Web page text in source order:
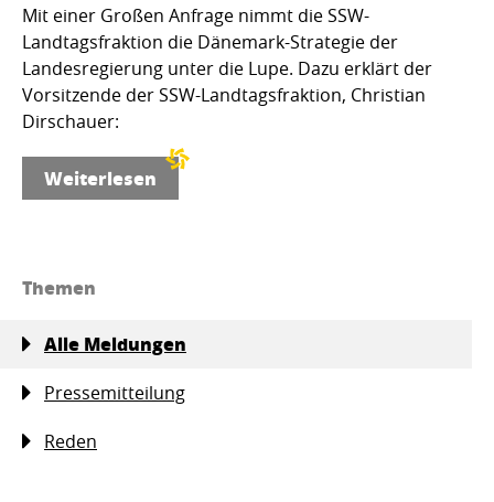
Mit einer Großen Anfrage nimmt die SSW-
Landtagsfraktion die Dänemark-Strategie der
Landesregierung unter die Lupe. Dazu erklärt der
Vorsitzende der SSW-Landtagsfraktion, Christian
Dirschauer:
Weiterlesen
Themen
Alle Meldungen
Pressemitteilung
Reden